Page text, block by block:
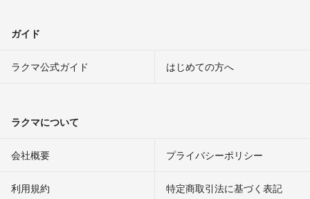
ガイド
ラクマ公式ガイド はじめての方へ
ラクマについて
会社概要 プライバシーポリシー
利用規約 特定商取引法に基づく表記